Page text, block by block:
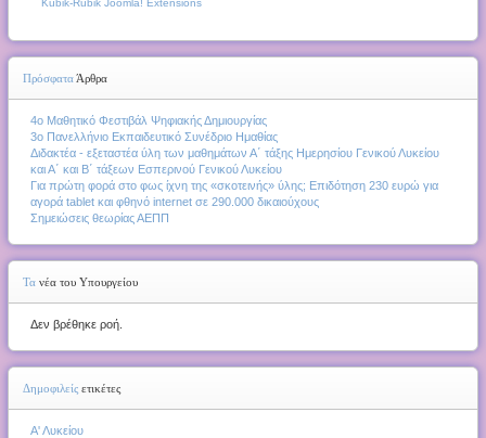
ΠρόσφαταΆρθρα
4o Μαθητικό Φεστιβάλ Ψηφιακής Δημιουργίας
3ο Πανελλήνιο Εκπαιδευτικό Συνέδριο Ημαθίας
Διδακτέα - εξεταστέα ύλη των μαθημάτων Α΄ τάξης Ημερησίου Γενικού Λυκείου
και Α΄ και Β΄ τάξεων Εσπερινού Γενικού Λυκείου
Για πρώτη φορά στο φως ίχνη της «σκοτεινής» ύλης; Επιδότηση 230 ευρώ για
αγορά tablet και φθηνό internet σε 290.000 δικαιούχους
Σημειώσεις θεωρίας ΑΕΠΠ
Τα νέα του Υπουργείου
Δεν βρέθηκε ροή.
Δημοφιλείς ετικέτες
Α' Λυκείου